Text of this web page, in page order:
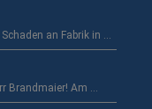
an Fabrik in …
Brandmaier! Am …